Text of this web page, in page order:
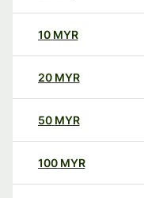
10 MYR
20 MYR
50 MYR
100 MYR